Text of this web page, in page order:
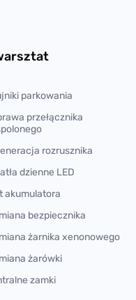
parkowania
przełącznika
rozrusznika
dzienne LED
akumulatora
bezpiecznika
żarnika xenonowego
żarówki
zamki